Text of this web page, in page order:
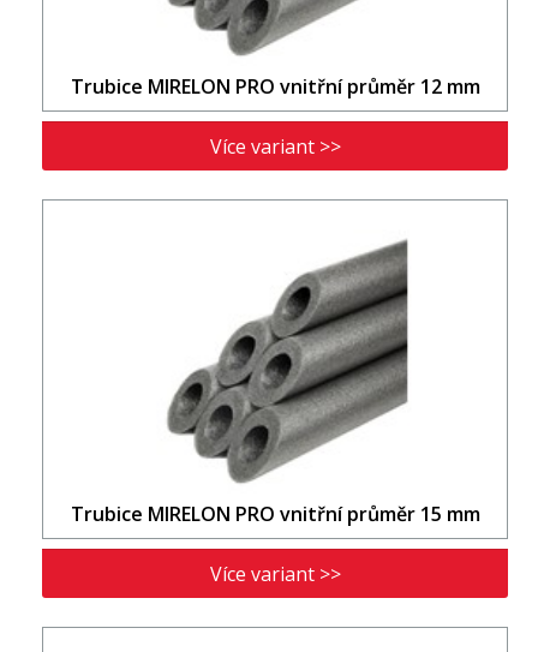
Trubice MIRELON PRO vnitřní průměr 12 mm
Více variant >>
Trubice MIRELON PRO vnitřní průměr 15 mm
Více variant >>